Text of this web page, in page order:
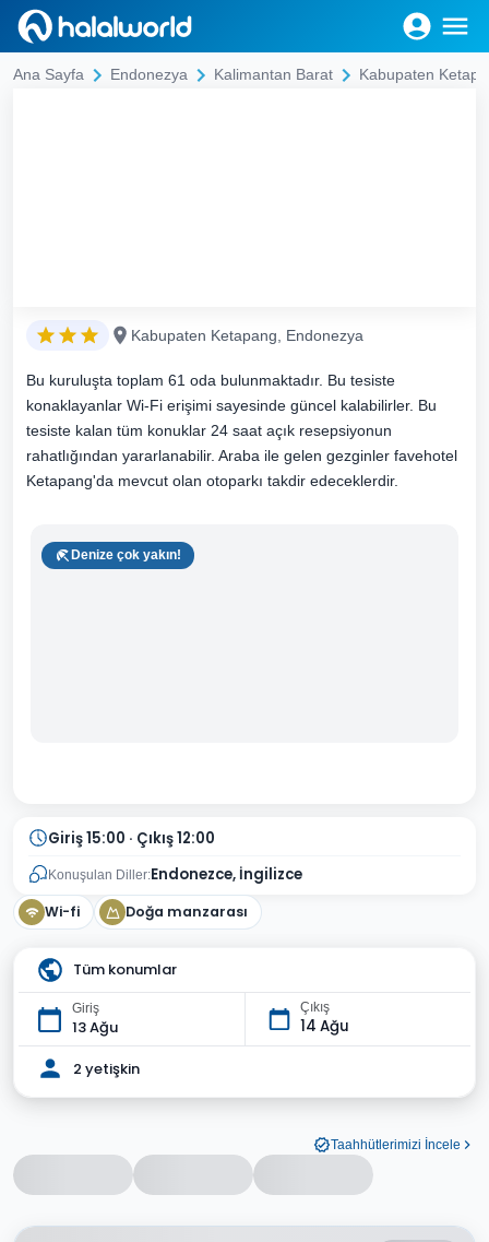
Ana Sayfa Endonezya Kalimantan Barat Kabupaten
Kabupaten Ketapang, Endonezya
Bu kuruluşta toplam 61 oda bulunmaktadır. Bu tesiste
konaklayanlar Wi-Fi erişimi sayesinde güncel kalabilirler. Bu
tesiste kalan tüm konuklar 24 saat açık resepsiyonun
rahatlığından yararlanabilir. Araba ile gelen gezginler favehotel
Ketapang'da mevcut olan otoparkı takdir edeceklerdir.
Denize çok yakın!
Giriş 15:00 · Çıkış 12:00
Konuşulan Diller:Endonezce, İngilizce
Wi-fi Doğa manzarası
Tüm konumlar
Giriş
13 Ağu
Çıkış
14 Ağu
2 yetişkin
Taahhütlerimizi İncele